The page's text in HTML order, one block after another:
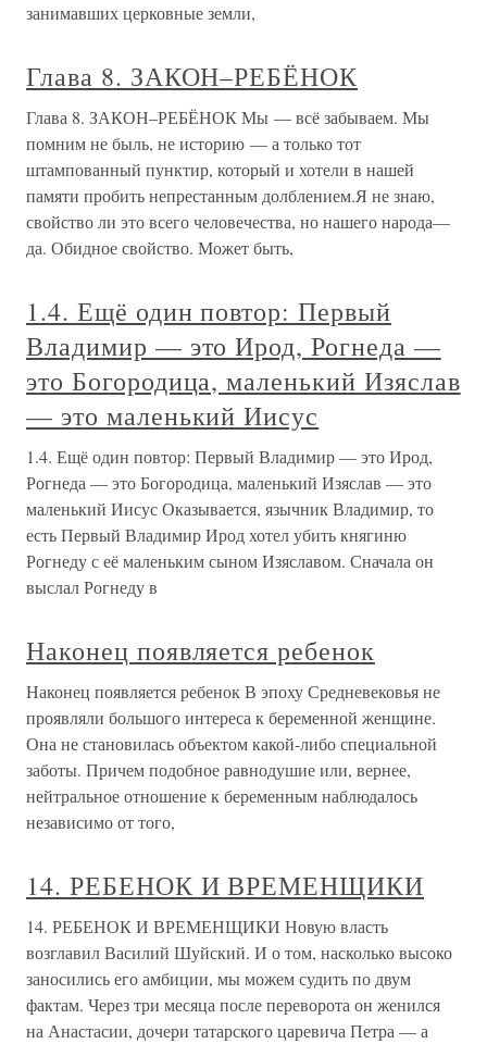
занимавших церковные земли,
Глава 8. ЗАКОН–РЕБЁНОК
Глава 8. ЗАКОН–РЕБЁНОК Мы — всё забываем. Мы
помним не быль, не историю — а только тот
штампованный пунктир, который и хотели в нашей
памяти пробить непрестанным долблением.Я не знаю,
свойство ли это всего человечества, но нашего народа—
да. Обидное свойство. Может быть,
1.4. Ещё один повтор: Первый
Владимир — это Ирод, Рогнеда —
это Богородица, маленький Изяслав
— это маленький Иисус
1.4. Ещё один повтор: Первый Владимир — это Ирод,
Рогнеда — это Богородица, маленький Изяслав — это
маленький Иисус Оказывается, язычник Владимир, то
есть Первый Владимир Ирод хотел убить княгиню
Рогнеду с её маленьким сыном Изяславом. Сначала он
выслал Рогнеду в
Наконец появляется ребенок
Наконец появляется ребенок В эпоху Средневековья не
проявляли большого интереса к беременной женщине.
Она не становилась объектом какой-либо специальной
заботы. Причем подобное равнодушие или, вернее,
нейтральное отношение к беременным наблюдалось
независимо от того,
14. РЕБЕНОК И ВРЕМЕНЩИКИ
14. РЕБЕНОК И ВРЕМЕНЩИКИ Новую власть
возглавил Василий Шуйский. И о том, насколько высоко
заносились его амбиции, мы можем судить по двум
фактам. Через три месяца после переворота он женился
на Анастасии, дочери татарского царевича Петра — а